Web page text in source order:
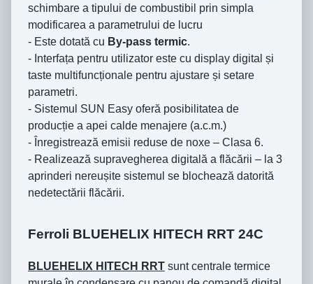
schimbare a tipului de combustibil prin simpla
modificarea a parametrului de lucru
- Este dotată cu By-pass termic.
- Interfața pentru utilizator este cu display digital și
taste multifuncționale pentru ajustare și setare
parametri.
- Sistemul SUN Easy oferă posibilitatea de
producție a apei calde menajere (a.c.m.)
- Înregistrează emisii reduse de noxe – Clasa 6.
- Realizează supravegherea digitală a flăcării – la 3
aprinderi nereușite sistemul se blochează datorită
nedetectării flăcării.
Ferroli BLUEHELIX HITECH RRT 24C
BLUEHELIX HITECH RRT sunt centrale termice